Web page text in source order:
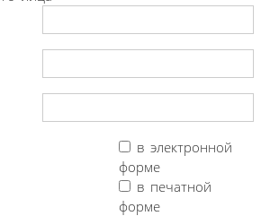
в электронной
форме
в печатной
форме